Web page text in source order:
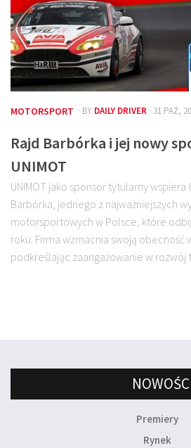
MOTORSPORT · BY DAILY DRIVER · 31 PAŹ,
Rajd Barbórka i jej nowy
UNIMOT
UNIMOT jako sponsor tytularny wspiera
Barbórka, jednego z najważniejszych
motorsportowych w Polsce, które
roku. Firma wzmacnia swoją obecność
podkreślając zaangażowanie w rozwój
Premiery
Rynek